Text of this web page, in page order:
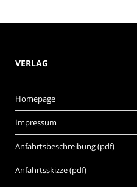
VERLAG
Homepage
Impressum
Anfahrtsbeschreibung (pdf)
Anfahrtsskizze (pdf)